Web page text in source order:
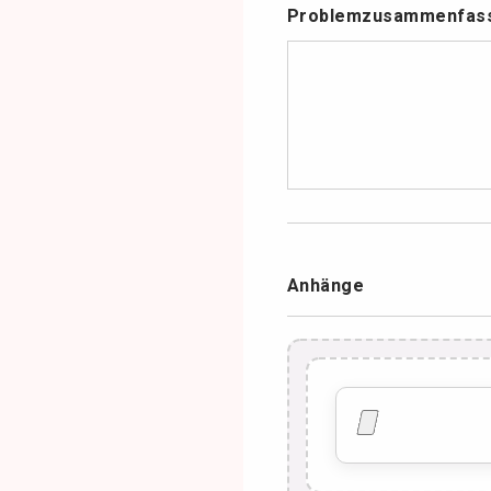
Anhänge